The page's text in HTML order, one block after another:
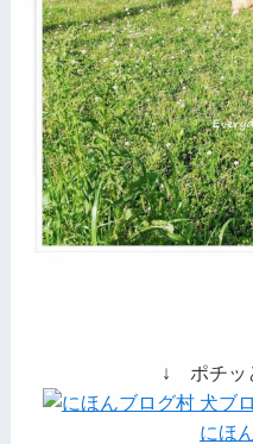
↓ ポチッ
にほ